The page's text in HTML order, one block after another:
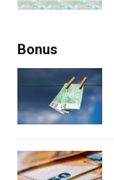
Bonus